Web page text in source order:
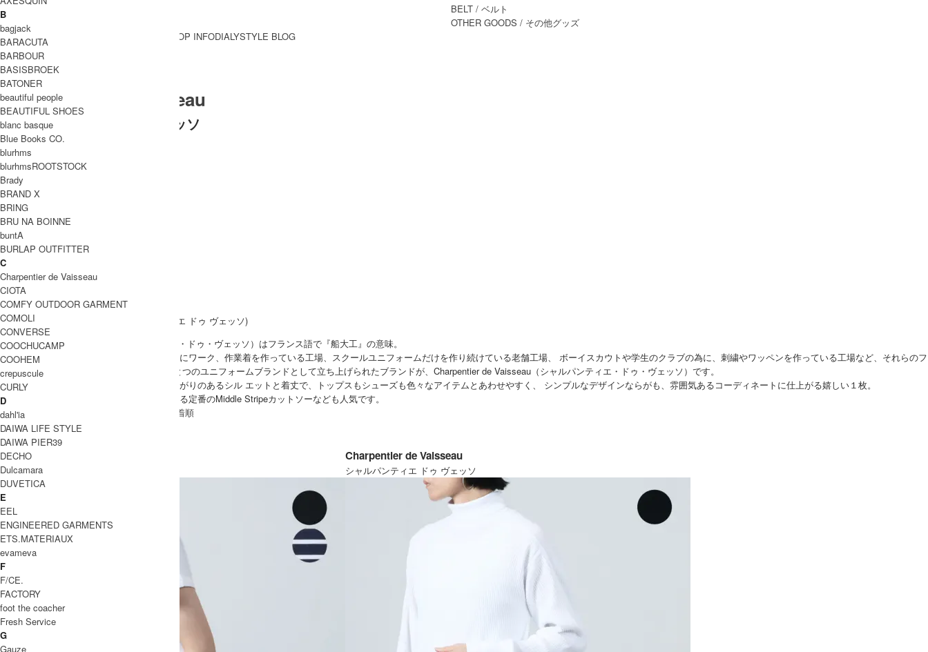
BELT / ベルト
OTHER GOODS / その他グッズ
BRAND一覧
BRAND一覧
SHOP INFODIALYSTYLE BLOG
Charpentier de Vaisseau
シャルパンティエ ドゥ ヴェッソ
WOMEN
アウター
トップス
パンツ
スカート
ワンピース
MEN
アウター
トップス
パンツ
UNISEX
トップス
パンツ
Charpentier de Vaisseau（シャルパンティエ・ドゥ・ヴェッソ）はフランス語で『船大工』の意味。
フランスやイングランド、日本で、昔ながらにワーク、作業着を作っている工場、スクールユニフォームだけを作り続けている老舗工場、 ボーイスカウトや学生のクラブの為に、刺繍やワッペンを作っている工場など、それらのフ
ァクトリーを良い形でマッチングさせ、 ひとつのユニフォームブランドとして立ち上げられたブランドが、Charpentier de Vaisseau（シャルパンティエ・ドゥ・ヴェッソ）です。
人気で定番のプリーツスカートは、程よく広がりのあるシル エットと着丈で、トップスもシューズも色々なアイテムとあわせやすく、 シンプルなデザインならがも、雰囲気あるコーディネートに仕上がる嬉しい１枚。
他にも、ベーシックで通年お楽しみいただける定番のMiddle Stripeカットソーなども人気です。
[ 並び順を変更 ] -
新着順
全 [12] 商品中 [1-12] を表示
1
Charpentier de Vaisseau
シャルパンティエ ドゥ ヴェッソ
Charpentier de Vaisseau
シャルパンティエ ドゥ ヴェッソ
B
bagjack
BARACUTA
BARBOUR
BASISBROEK
BATONER
beautiful people
BEAUTIFUL SHOES
blanc basque
Blue Books CO.
blurhms
blurhmsROOTSTOCK
Brady
BRAND X
BRING
BRU NA BOINNE
buntA
BURLAP OUTFITTER
C
Charpentier de Vaisseau
CIOTA
COMFY OUTDOOR GARMENT
COMOLI
CONVERSE
COOCHUCAMP
COOHEM
crepuscule
CURLY
D
dahl'ia
DAIWA LIFE STYLE
DAIWA PIER39
DECHO
Dulcamara
DUVETICA
E
EEL
ENGINEERED GARMENTS
ETS.MATERIAUX
evameva
F
F/CE.
FACTORY
foot the coacher
Fresh Service
G
Gauze